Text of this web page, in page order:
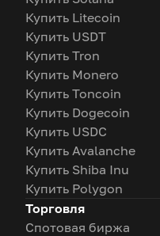
Купить Litecoin
Купить USDT
Купить Tron
Купить Monero
Купить Toncoin
Купить Dogecoin
Купить USDC
Купить Avalanche
Купить Shiba Inu
Купить Polygon
Торговля
Спотовая биржа